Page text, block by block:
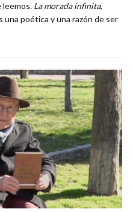
leemos. La morada infinita,
una poética y una razón de ser